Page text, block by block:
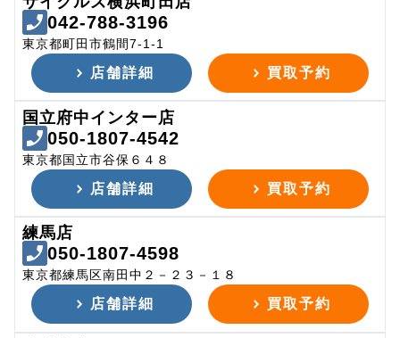
042-788-3196
東京都町田市鶴間7-1-1
店舗詳細 買取予約
国立府中インター店
050-1807-4542
東京都国立市谷保６４８
店舗詳細 買取予約
練馬店
050-1807-4598
東京都練馬区南田中２－２３－１８
店舗詳細 買取予約